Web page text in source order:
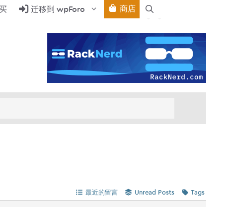
迁移到 wpForo 商店
最近的留言 Unread Posts Tags